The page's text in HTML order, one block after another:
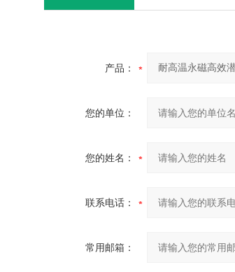
产品：
您的单位：
您的姓名：
联系电话：
常用邮箱：